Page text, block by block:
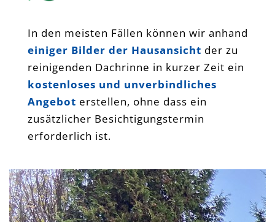
In den meisten Fällen können wir anhand
einiger Bilder der Hausansicht der zu
reinigenden Dachrinne in kurzer Zeit ein
kostenloses und unverbindliches
Angebot erstellen, ohne dass ein
zusätzlicher Besichtigungstermin
erforderlich ist.